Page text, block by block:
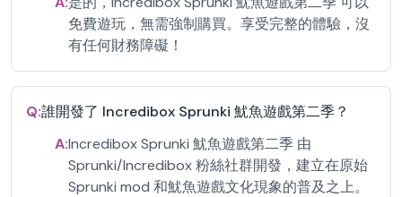
免費遊玩，無需強制購買。享受完整的體驗，沒
有任何財務障礙！
Q:誰開發了 Incredibox Sprunki 魷魚遊戲第二季？
A:Incredibox Sprunki 魷魚遊戲第二季 由
Sprunki/Incredibox 粉絲社群開發，建立在原始
Sprunki mod 和魷魚遊戲文化現象的普及之上。